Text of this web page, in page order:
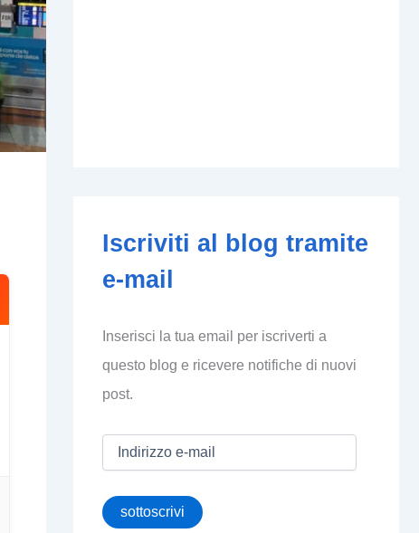
Iscriviti al blog tramite
e-mail
Inserisci la tua email per iscriverti a
questo blog e ricevere notifiche di nuovi
post.
r
sottoscrivi